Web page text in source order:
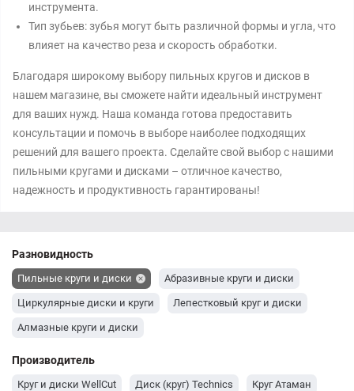
инструмента.
Тип зубьев: зубья могут быть различной формы и угла, что
влияет на качество реза и скорость обработки.
Благодаря широкому выбору пильных кругов и дисков в
нашем магазине, вы сможете найти идеальный инструмент
для ваших нужд. Наша команда готова предоставить
консультации и помочь в выборе наиболее подходящих
решений для вашего проекта. Сделайте свой выбор с нашими
пильными кругами и дисками – отличное качество,
надежность и продуктивность гарантированы!
Разновидность
Пильные круги и диски Абразивные круги и диски
Циркулярные диски и круги Лепестковый круг и диски
Алмазные круги и диски
Производитель
Круг и диски WellCut Диск (круг) Technics Круг Атаман